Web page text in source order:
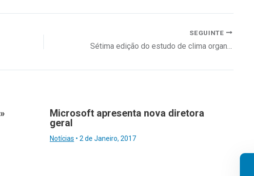
SEGUINTE
Sétima edição do estudo de clima organizacional e desenvolvimento do capital humano «Índice da Excelência»
Microsoft apresenta nova diretora
geral
Notícias • 2 de Janeiro, 2017